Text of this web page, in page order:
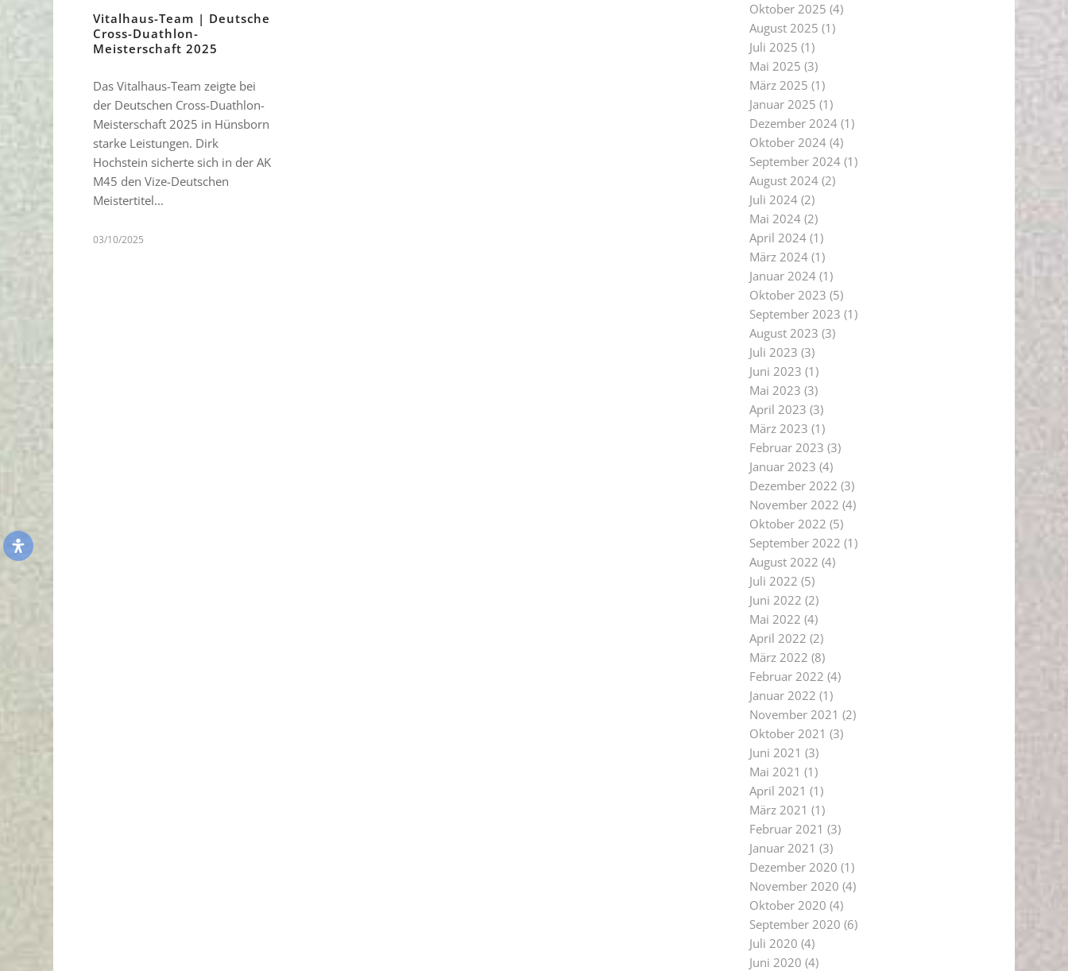
Vitalhaus-Team | Deutsche
Cross-Duathlon-
Meisterschaft 2025
Das Vitalhaus-Team zeigte bei
der Deutschen Cross-Duathlon-
Meisterschaft 2025 in Hünsborn
starke Leistungen. Dirk
Hochstein sicherte sich in der AK
M45 den Vize-Deutschen
Meistertitel...
03/10/2025
Oktober 2025 (4)
August 2025 (1)
Juli 2025 (1)
Mai 2025 (3)
März 2025 (1)
Januar 2025 (1)
Dezember 2024(1)
Oktober 2024(4)
September 2024(1)
August 2024(2)
Juli 2024(2)
Mai 2024(2)
April 2024(1)
März 2024(1)
Januar 2024(1)
Oktober 2023 (5)
September 2023 (1)
August 2023 (3)
Juli 2023 (3)
Juni 2023 (1)
Mai 2023 (3)
April 2023 (3)
März 2023 (1)
Februar 2023 (3)
Januar 2023 (4)
Dezember 2022 (3)
November 2022 (4)
Oktober 2022 (5)
September 2022 (1)
August 2022 (4)
Juli 2022 (5)
Juni 2022 (2)
Mai 2022 (4)
April 2022 (2)
März 2022 (8)
Februar 2022 (4)
Januar 2022 (1)
November 2021 (2)
Oktober 2021 (3)
Juni 2021 (3)
Mai 2021 (1)
April 2021 (1)
März 2021 (1)
Februar 2021 (3)
Januar 2021 (3)
Dezember 2020 (1)
November 2020 (4)
Oktober 2020 (4)
September 2020 (6)
Juli 2020 (4)
Juni 2020 (4)